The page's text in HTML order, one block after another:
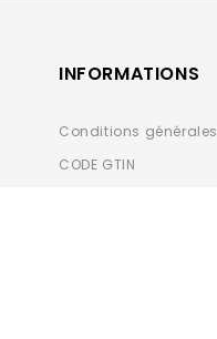
INFORMATIONS
Conditions générales
CODE GTIN